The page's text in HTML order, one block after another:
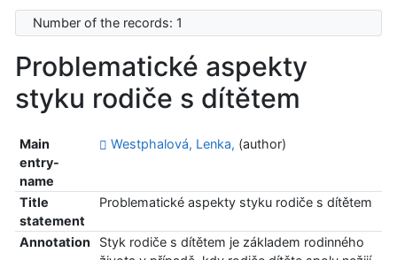
Number of the records: 1
Problematické aspekty
styku rodiče s dítětem
Main
entry-
name
Westphalová, Lenka, (author)
Title
statement
Problematické aspekty styku rodiče s dítětem
Annotation
Styk rodiče s dítětem je základem rodinného